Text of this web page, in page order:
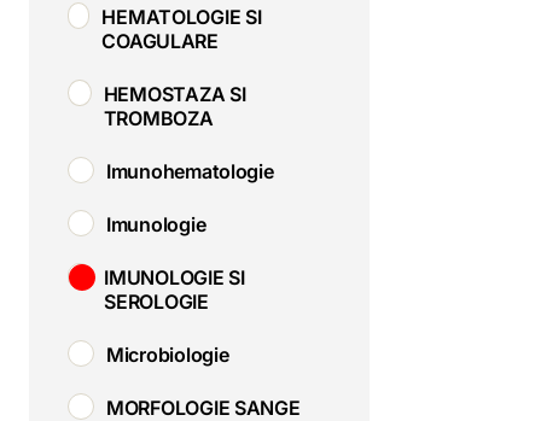
HEMATOLOGIE SI
COAGULARE
HEMOSTAZA SI
TROMBOZA
Imunohematologie
Imunologie
IMUNOLOGIE SI
SEROLOGIE
Microbiologie
MORFOLOGIE SANGE